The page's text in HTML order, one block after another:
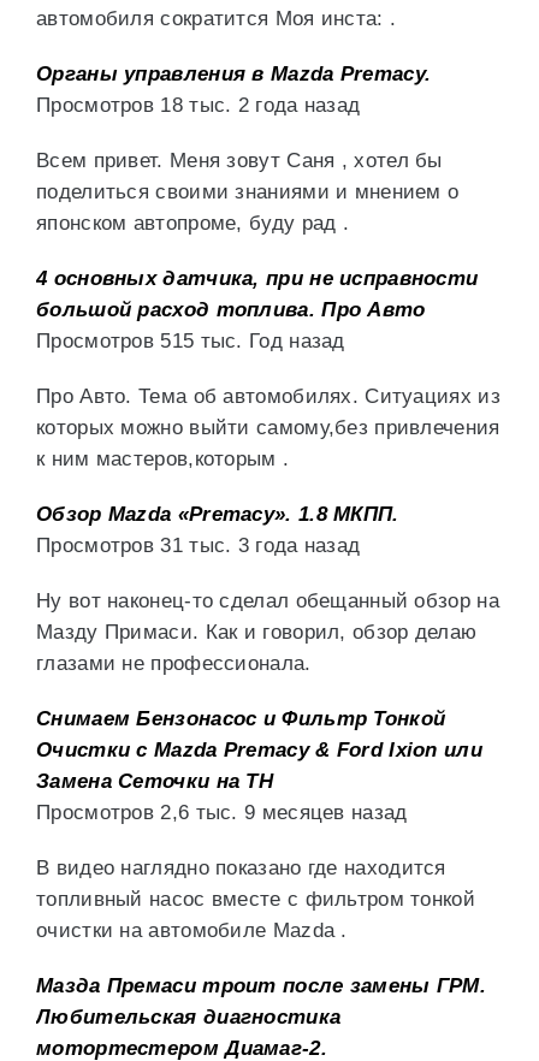
автомобиля сократится Моя инста: .
Органы управления в Mazda Premacy.
Просмотров 18 тыс. 2 года назад
Всем привет. Меня зовут Саня , хотел бы
поделиться своими знаниями и мнением о
японском автопроме, буду рад .
4 основных датчика, при не исправности
большой расход топлива. Про Авто
Просмотров 515 тыс. Год назад
Про Авто. Тема об автомобилях. Ситуациях из
которых можно выйти самому,без привлечения
к ним мастеров,которым .
Обзор Mazda «Premacy». 1.8 МКПП.
Просмотров 31 тыс. 3 года назад
Ну вот наконец-то сделал обещанный обзор на
Мазду Примаси. Как и говорил, обзор делаю
глазами не профессионала.
Снимаем Бензонасос и Фильтр Тонкой
Очистки с Mazda Premacy & Ford Ixion или
Замена Сеточки на ТН
Просмотров 2,6 тыс. 9 месяцев назад
В видео наглядно показано где находится
топливный насос вместе с фильтром тонкой
очистки на автомобиле Mazda .
Мазда Премаси троит после замены ГРМ.
Любительская диагностика
мотортестером Диамаг-2.